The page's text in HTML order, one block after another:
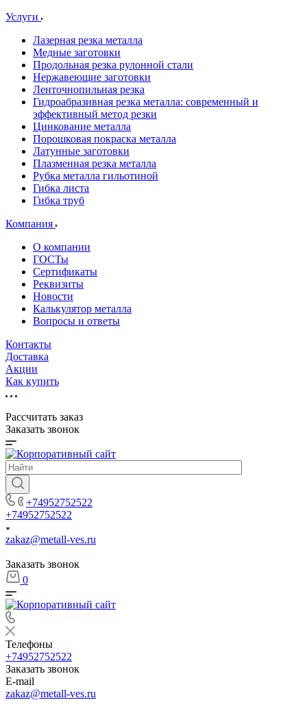
Услуги
Лазерная резка металла
Медные заготовки
Продольная резка рулонной стали
Нержавеющие заготовки
Ленточнопильная резка
Гидроабразивная резка металла: современный и
эффективный метод резки
Цинкование металла
Порошковая покраска металла
Латунные заготовки
Плазменная резка металла
Рубка металла гильотиной
Гибка листа
Гибка труб
Компания
О компании
ГОСТы
Сертификаты
Реквизиты
Новости
Калькулятор металла
Вопросы и ответы
Контакты
Доставка
Акции
Как купить
Рассчитать заказ
Заказать звонок
+74952752522
+74952752522
zakaz@metall-ves.ru
Заказать звонок
0
Телефоны
+74952752522
Заказать звонок
E-mail
zakaz@metall-ves.ru